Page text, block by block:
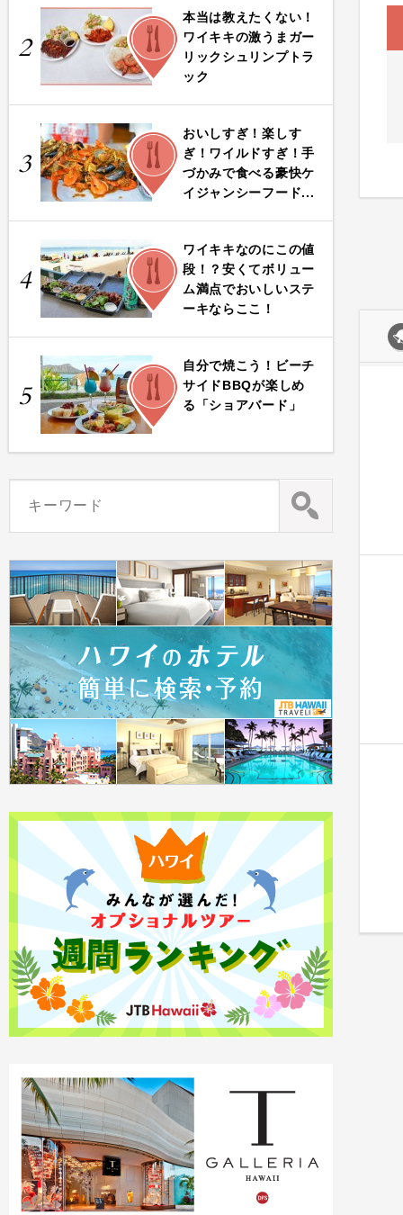
2
FOOD
本当は教えたくない！
ワイキキの激うまガー
リックシュリンプトラ
ック
3
FOOD
おいしすぎ！楽しす
ぎ！ワイルドすぎ！手
づかみで食べる豪快ケ
イジャンシーフード...
4
FOOD
ワイキキなのにこの値
段！？安くてボリュー
ム満点でおいしいステ
ーキならここ！
5
FOOD
自分で焼こう！ビーチ
サイドBBQが楽しめ
る「ショアバード」